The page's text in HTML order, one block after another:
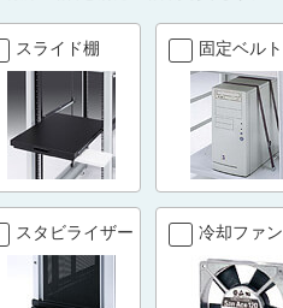
スライド棚 固定ベルト
スタビライザー 冷却ファン